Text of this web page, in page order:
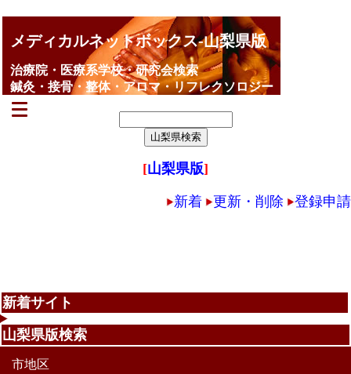
メディカルネットボックス-山梨県版
治療院・医療系学校・研究会検索
鍼灸・接骨・整体・アロマ・リフレクソロジー
[山梨県版]
新着 更新・削除 登録申請
新着サイト
山梨県版検索
市地区